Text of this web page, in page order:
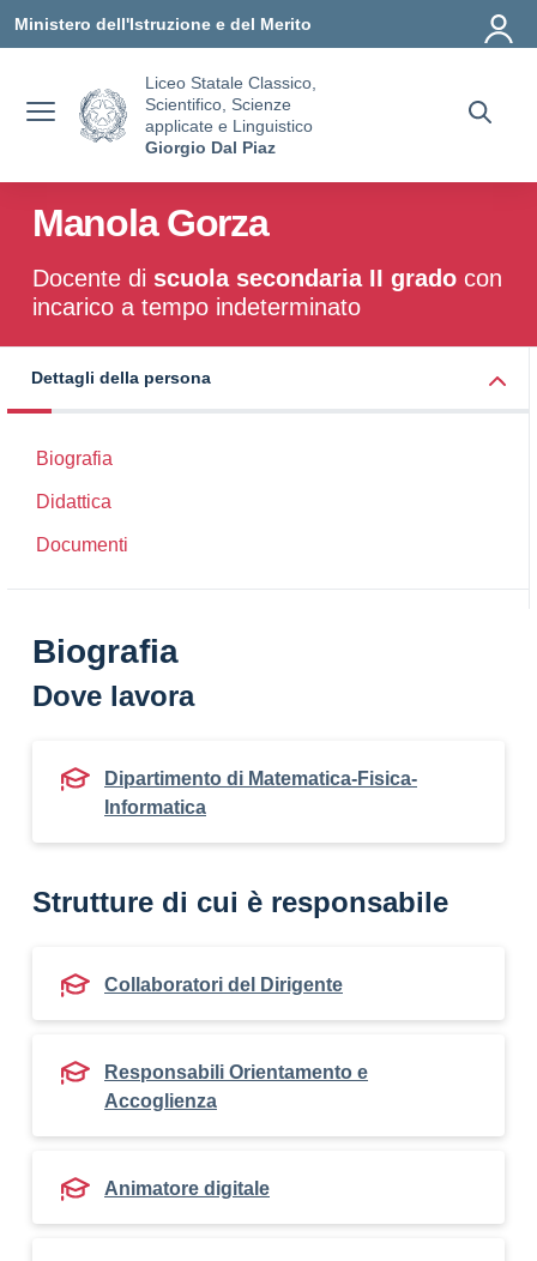
Ministero dell'Istruzione e del Merito
Liceo Statale Classico,
Scientifico, Scienze
applicate e Linguistico
Giorgio Dal Piaz
Manola Gorza
Docente di scuola secondaria II grado con
incarico a tempo indeterminato
Dettagli della persona
Biografia
Didattica
Documenti
Biografia
Dove lavora
Dipartimento di Matematica-Fisica-
Informatica
Strutture di cui è responsabile
Collaboratori del Dirigente
Responsabili Orientamento e
Accoglienza
Animatore digitale